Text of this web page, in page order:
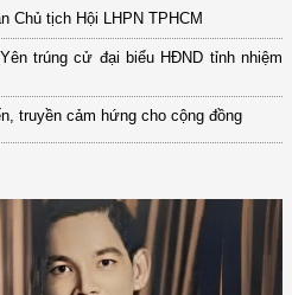
Chủ tịch Hội LHPN TPHCM
trúng cử đại biểu HĐND tỉnh nhiệm
truyền cảm hứng cho cộng đồng